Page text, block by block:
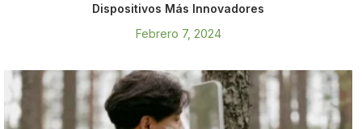
Dispositivos Más Innovadores
Febrero 7, 2024